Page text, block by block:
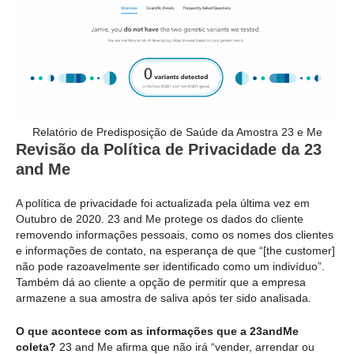
Relatório de Predisposição de Saúde da Amostra 23 e Me
Revisão da Política de Privacidade da 23
and Me
A política de privacidade foi actualizada pela última vez em
Outubro de 2020. 23 and Me protege os dados do cliente
removendo informações pessoais, como os nomes dos clientes
e informações de contato, na esperança de que “[the customer]
não pode razoavelmente ser identificado como um indivíduo”.
Também dá ao cliente a opção de permitir que a empresa
armazene a sua amostra de saliva após ter sido analisada.
O que acontece com as informações que a 23andMe
coleta? 23 and Me afirma que não irá “vender, arrendar ou